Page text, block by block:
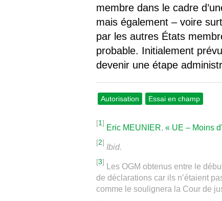
membre dans le cadre
mais également – voire
par les autres États
probable. Initialement
devenir une étape
Autorisation Essai en champ
[1]
Eric MEUNIER,« UE – Moins
[2]
Ibid.
[3]
Les OGM obtenus entre le
de déclarations car ils n’étaient
comme le soulignera la Cour de